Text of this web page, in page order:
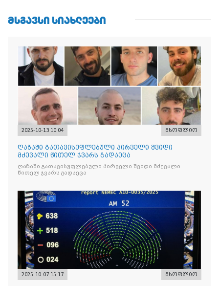
ᲛᲡᲒᲐᲕᲡᲘ ᲡᲘᲐᲮᲚᲔᲔᲑᲘ
2025-10-13 10:04 მსოფლიო
ღაზაში გათავისუფლებული პირველი შვიდი
მძევალი წითელ ჯვარს გადაეცა
ღაზაში გათავისუფლებული პირველი შვიდი მძევალი
წითელ ჯვარს გადაეცა
2025-10-07 15:17 მსოფლიო